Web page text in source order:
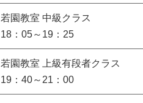
若園教室 中級クラス
18：05～19：25
若園教室 上級有段者クラス
19：40～21：00